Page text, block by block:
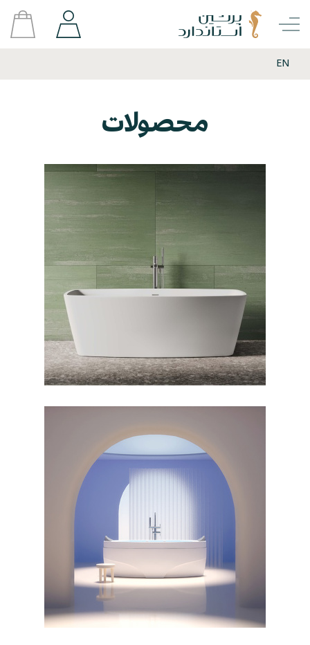
EN
محصولات